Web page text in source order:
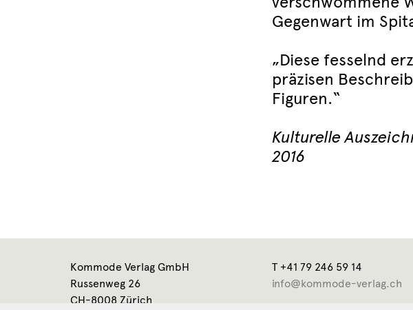
Gegenwart im
„Diese fesselnd
präzisen
Figuren.“
Kulturelle
2016
Kommode Verlag GmbH
Russenweg 26
CH-8008 Zürich
T +41 79 246 59 14
info@kommode-verlag.ch